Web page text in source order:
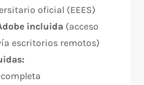
oficial (EEES)
incluida (acceso
escritorios remotos)